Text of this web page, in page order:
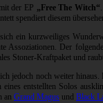
der EP „Free The Witch“
spendiert diesem
ein kurzweiliges
Assoziationen. Der
Stoner-Kraftpaket und
jedoch noch weiter
entstellten Solos
an Grand Magus und Black